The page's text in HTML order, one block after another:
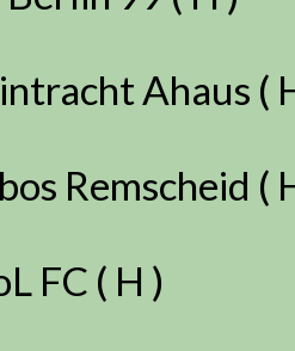
Ahaus (
Remscheid (
FC ( H )